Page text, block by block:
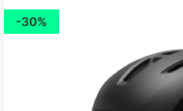
30%